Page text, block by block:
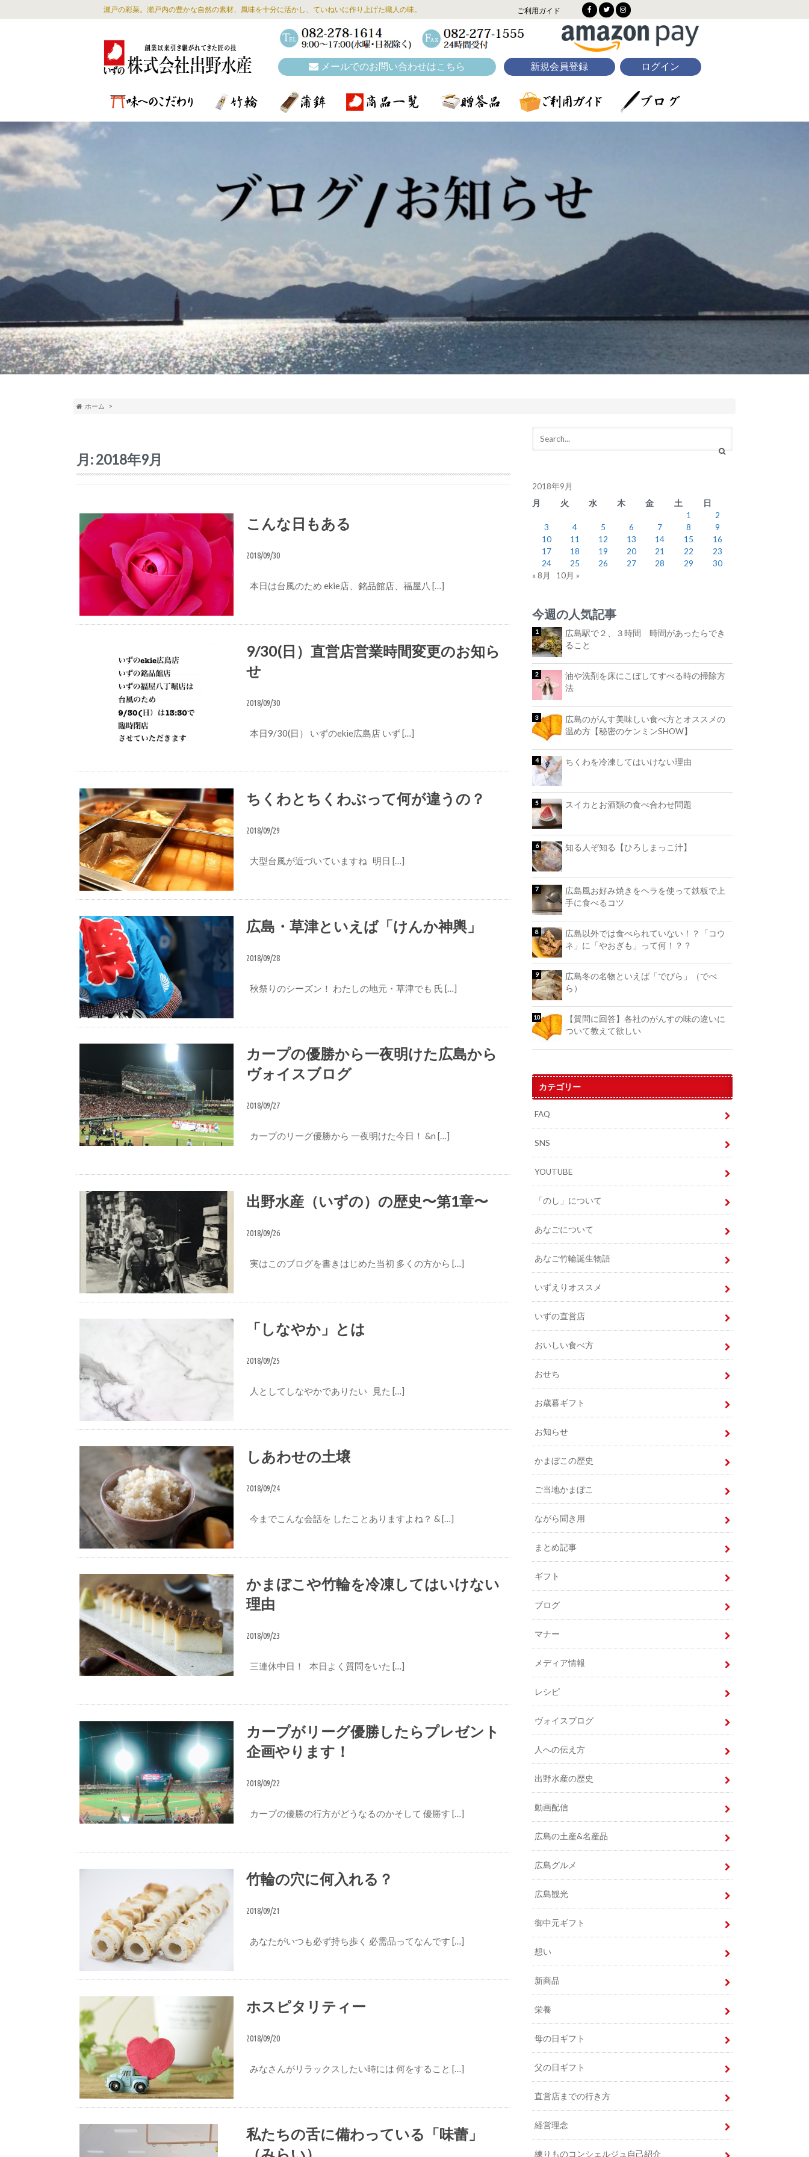
瀬戸の彩菜。瀬戸内の豊かな自然の素材、風味を十分に活かし、ていねいに作り上げた職人の味。 ご利用ガイド
メールでのお問い合わせはこちら 新規会員登録 ログイン
ホーム
月:2018年9月
ブログ
こんな日もある
2018/09/30
本日は台風のため ekie店、銘品館店、福屋八 […]
9/30(日）直営店営業時間変更のお知ら
せ
2018/09/30
本日9/30(日） いずのekie広島店 いず […]
ちくわとちくわぶって何が違うの？
2018/09/29
大型台風が近づいていますね 明日 […]
蒲鉾づくり
広島・草津といえば「けんか神輿」
2018/09/28
秋祭りのシーズン！ わたしの地元・草津でも 氏 […]
カープの優勝から一夜明けた広島から
ヴォイスブログ
2018/09/27
カープのリーグ優勝から 一夜明けた今日！ &n […]
出野水産（いずの）の歴史〜第1章〜
2018/09/26
実はこのブログを書きはじめた当初 多くの方から […]
想い
「しなやか」とは
2018/09/25
人としてしなやかでありたい 見た […]
想い
しあわせの土壌
2018/09/24
今までこんな会話を したことありますよね？ & […]
かまぼこや竹輪を冷凍してはいけない
理由
2018/09/23
三連休中日！ 本日よく質問をいた […]
カープがリーグ優勝したらプレゼント
企画やります！
2018/09/22
カープの優勝の行方がどうなるのかそして 優勝す […]
おいしい食べ方
竹輪の穴に何入れる？
2018/09/21
あなたがいつも必ず持ち歩く 必需品ってなんです […]
想い
ホスピタリティー
2018/09/20
みなさんがリラックスしたい時には 何をすること […]
私たちの舌に備わっている「味蕾」
2018年9月
月
火 水 木 金 土
日
1
2
3
4 5 6 7 8
9
10
11 12 13 14 15
16
17
18 19 20 21 22
23
24
25 26 27 28 29
30
« 8月
10月 »
今週の人気記事
広島駅で２、３時間 時間があったらでき
ること
油や洗剤を床にこぼしてすべる時の掃除方
法
広島のがんす美味しい食べ方とオススメの
温め方【秘密のケンミンSHOW】
ちくわを冷凍してはいけない理由
スイカとお酒類の食べ合わせ問題
知る人ぞ知る【ひろしまっこ汁】
広島風お好み焼きをヘラを使って鉄板で上
手に食べるコツ
広島以外では食べられていない！？「コウ
ネ」に「やおぎも」って何！？？
広島冬の名物といえば「でびら」（でべ
ら）
【質問に回答】各社のがんすの味の違いに
ついて教えて欲しい
カテゴリー
FAQ
SNS
YOUTUBE
「のし」について
あなごについて
あなご竹輪誕生物語
いずえりオススメ
いずの直営店
おいしい食べ方
おせち
お歳暮ギフト
お知らせ
かまぼこの歴史
ご当地かまぼこ
ながら聞き用
まとめ記事
ギフト
ブログ
マナー
メディア情報
レシピ
ヴォイスブログ
人への伝え方
出野水産の歴史
動画配信
広島の土産&名産品
広島グルメ
広島観光
御中元ギフト
想い
新商品
栄養
母の日ギフト
父の日ギフト
直営店までの行き方
経営理念
練りものコンシェルジュ自己紹介